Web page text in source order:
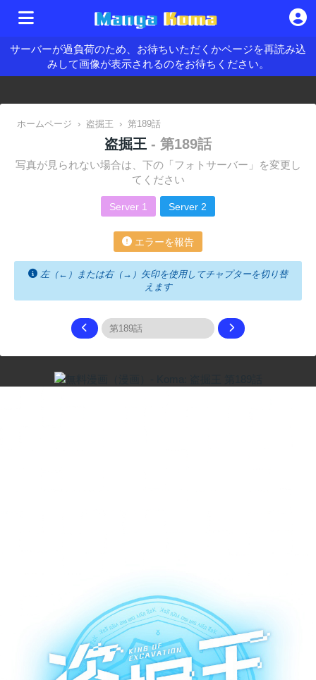
サーバーが過負荷のため、お待ちいただくかページを再読み込
みして画像が表示されるのをお待ちください。
ホームページ › 盗掘王 › 第189話
盗掘王 - 第189話
写真が見られない場合は、下の「フォトサーバー」を変更し
てください
Server 1 Server 2
エラーを報告
左（←）または右（→）矢印を使用してチャプターを切り替
えます